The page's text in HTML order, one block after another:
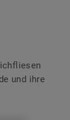
und ihre